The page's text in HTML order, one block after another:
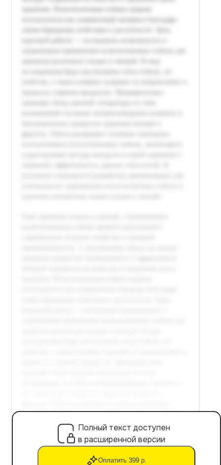
Полный текст доступен
в расширенной версии
Оплатить 399 р.